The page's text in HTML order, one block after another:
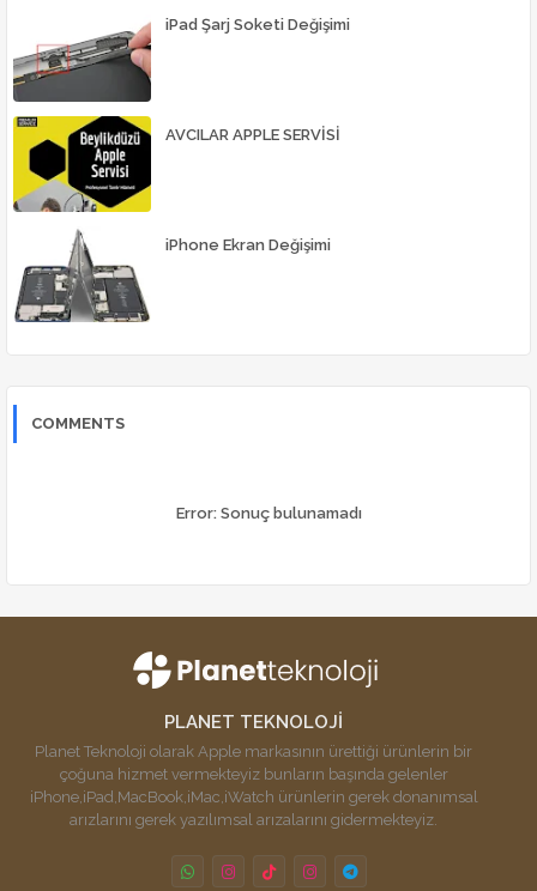
iPad Şarj Soketi Değişimi
AVCILAR APPLE SERVİSİ
iPhone Ekran Değişimi
COMMENTS
Error:Sonuç bulunamadı
PLANET TEKNOLOJİ
Planet Teknoloji olarak Apple markasının ürettiği ürünlerin bir
çoğuna hizmet vermekteyiz bunların başında gelenler
iPhone,iPad,MacBook,iMac,iWatch ürünlerin gerek donanımsal
arızlarını gerek yazılımsal arızalarını gidermekteyiz.